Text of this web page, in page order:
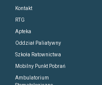
Kontakt
RTG
Apteka
Oddział Paliatywny
Szkoła Ratownictwa
Mobilny Punkt Pobrań
Ambulatorium